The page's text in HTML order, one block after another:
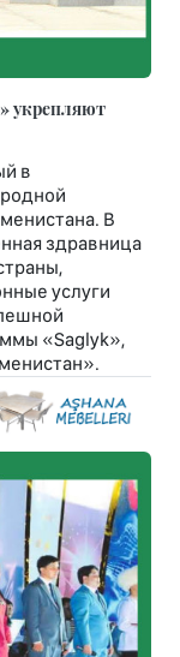
укрепляют
в
В
здравница
услуги
«Saglyk»,